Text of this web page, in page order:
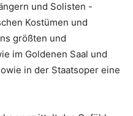
und Solisten -
Kostümen und
größten und
im Goldenen Saal und
in der Staatsoper eine